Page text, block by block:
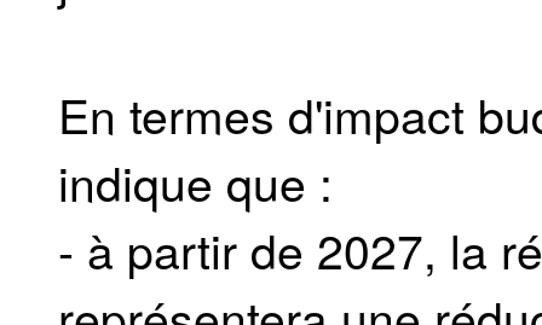
En termes d'impact
indique que :
- à partir de 2027, la